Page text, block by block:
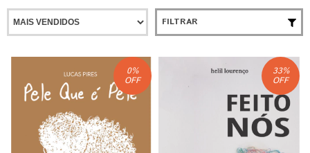
FILTRAR
0%
OFF
33%
OFF